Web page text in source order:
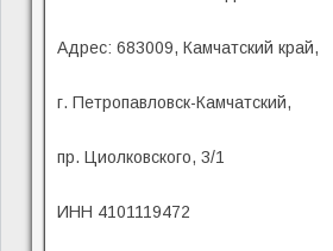
Адрес: 683009, Камчатский край,
г. Петропавловск-Камчатский,
пр. Циолковского, 3/1
ИНН 4101119472